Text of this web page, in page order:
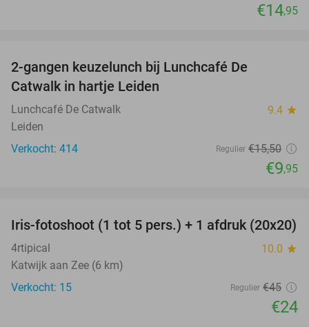
€14,95
2-gangen keuzelunch bij Lunchcafé De
Catwalk in hartje Leiden
Lunchcafé De Catwalk 9.4 star
Leiden
Verkocht: 414
Regulier €15,50
€9,95
47%
Iris-fotoshoot (1 tot 5 pers.) + 1 afdruk (20x20)
4rtipical 10.0 star
Katwijk aan Zee (6 km)
Verkocht: 15
Regulier €45
€24